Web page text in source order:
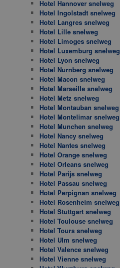
Hotel Hannover snelweg
Hotel Ingolstadt snelweg
Hotel Langres snelweg
Hotel Lille snelweg
Hotel Limoges snelweg
Hotel Luxemburg snelweg
Hotel Lyon snelweg
Hotel Nurnberg snelweg
Hotel Macon snelweg
Hotel Marseille snelweg
Hotel Metz snelweg
Hotel Montauban snelweg
Hotel Montelimar snelweg
Hotel Munchen snelweg
Hotel Nancy snelweg
Hotel Nantes snelweg
Hotel Orange snelweg
Hotel Orleans snelweg
Hotel Parijs snelweg
Hotel Passau snelweg
Hotel Perpignan snelweg
Hotel Rosenheim snelweg
Hotel Stuttgart snelweg
Hotel Toulouse snelweg
Hotel Tours snelweg
Hotel Ulm snelweg
Hotel Valence snelweg
Hotel Vienne snelweg